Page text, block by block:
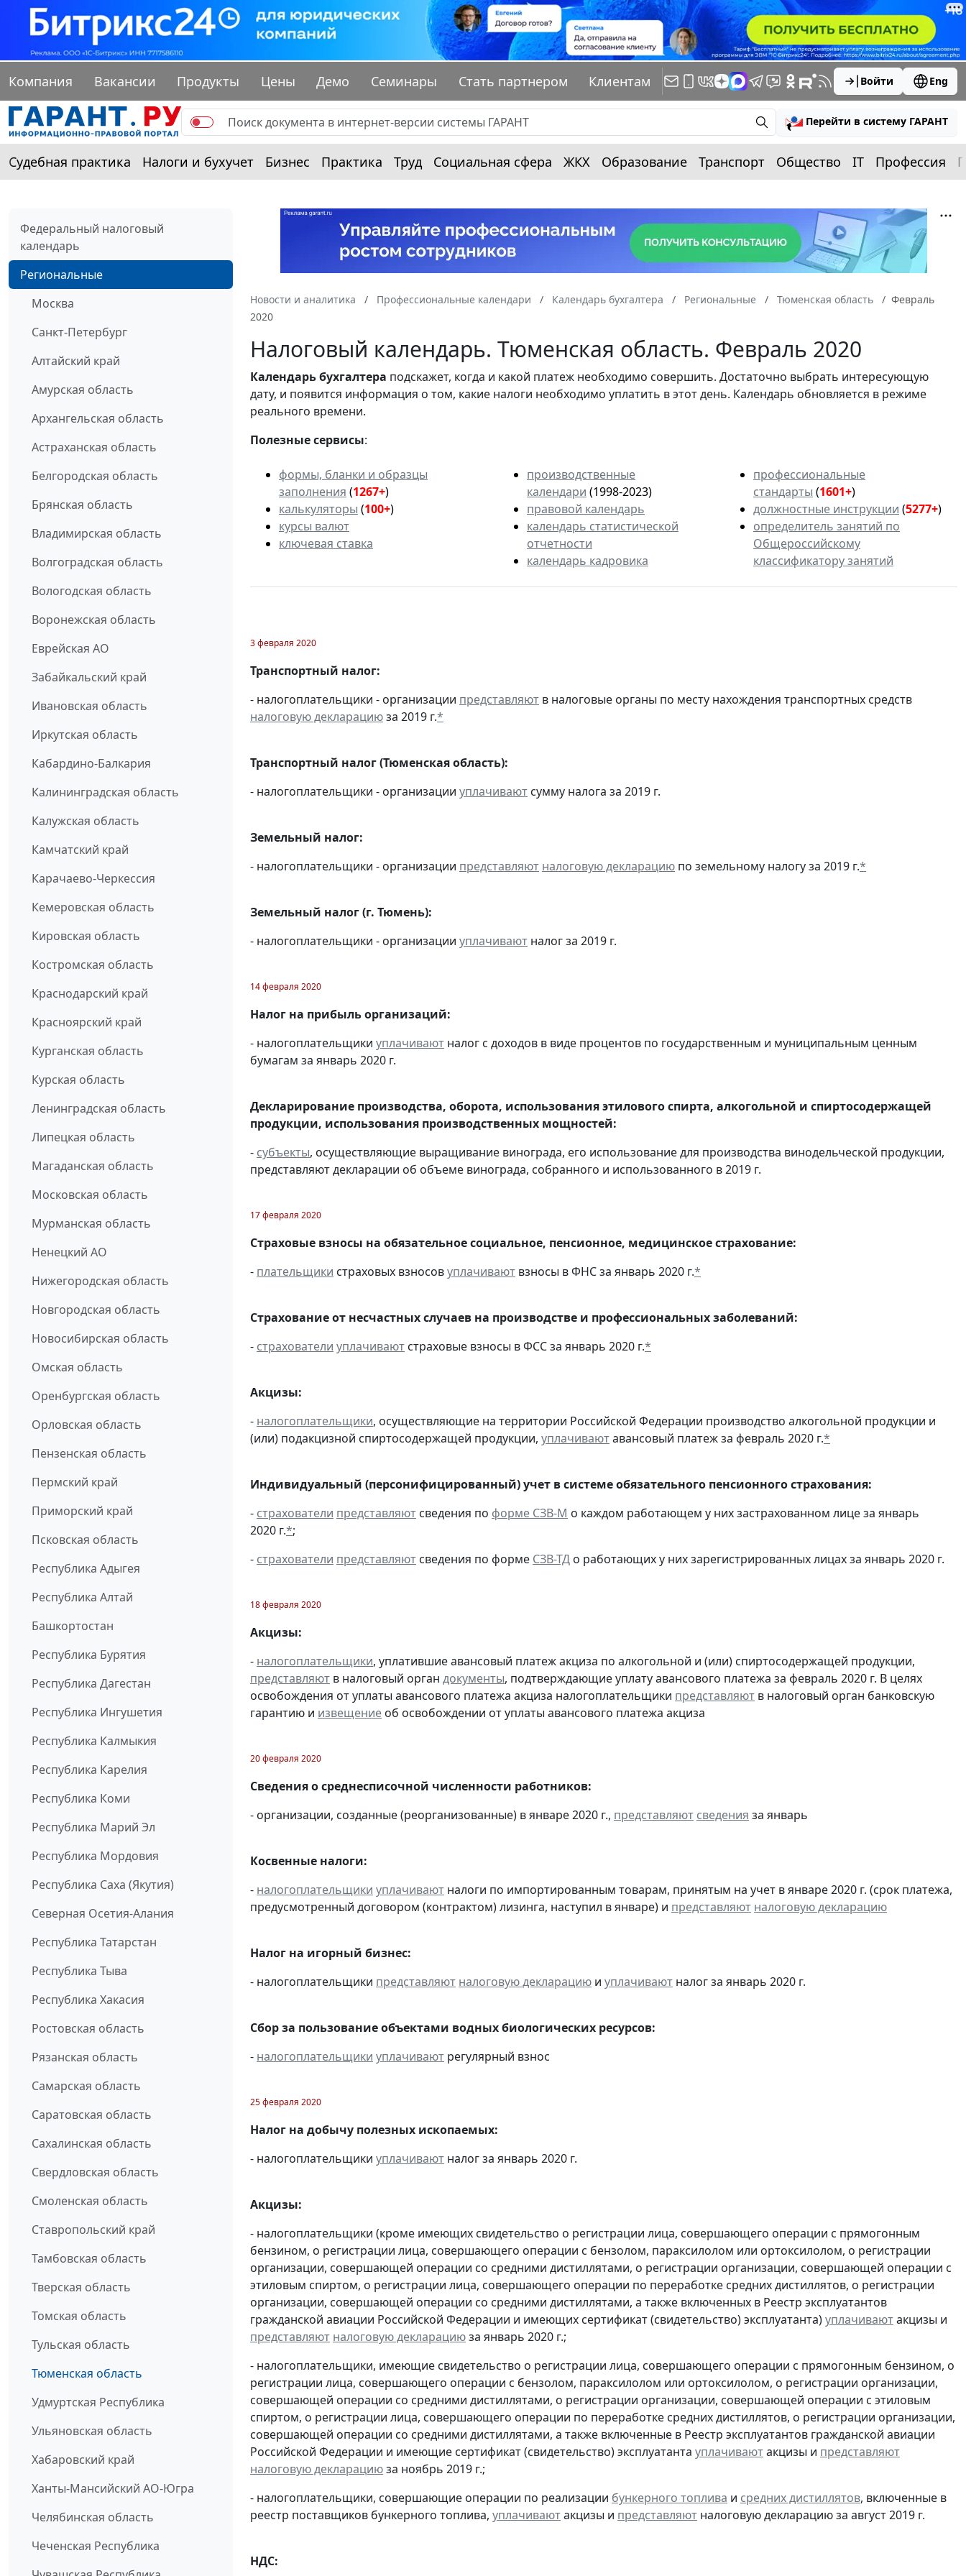
Компания Вакансии Продукты Цены Демо Семинары Стать партнером Клиентам Войти Eng
Перейти в систему ГАРАНТ
Судебная практика Налоги и бухучет Бизнес Практика Труд Социальная сфера ЖКХ Образование Транспорт Общество IT Профессия
Федеральный налоговый
календарь
Региональные
Москва
Санкт-Петербург
Алтайский край
Амурская область
Архангельская область
Астраханская область
Белгородская область
Брянская область
Владимирская область
Волгоградская область
Вологодская область
Воронежская область
Еврейская АО
Забайкальский край
Ивановская область
Иркутская область
Кабардино-Балкария
Калининградская область
Калужская область
Камчатский край
Карачаево-Черкессия
Кемеровская область
Кировская область
Костромская область
Краснодарский край
Красноярский край
Курганская область
Курская область
Ленинградская область
Липецкая область
Магаданская область
Московская область
Мурманская область
Ненецкий АО
Нижегородская область
Новгородская область
Новосибирская область
Омская область
Оренбургская область
Орловская область
Пензенская область
Пермский край
Приморский край
Псковская область
Республика Адыгея
Республика Алтай
Башкортостан
Республика Бурятия
Республика Дагестан
Республика Ингушетия
Республика Калмыкия
Республика Карелия
Республика Коми
Республика Марий Эл
Республика Мордовия
Республика Саха (Якутия)
Северная Осетия-Алания
Республика Татарстан
Республика Тыва
Республика Хакасия
Ростовская область
Рязанская область
Самарская область
Саратовская область
Сахалинская область
Свердловская область
Смоленская область
Ставропольский край
Тамбовская область
Тверская область
Томская область
Тульская область
Тюменская область
Удмуртская Республика
Ульяновская область
Хабаровский край
Ханты-Мансийский АО-Югра
Челябинская область
Чеченская Республика
Новости и аналитика Профессиональные календари Календарь бухгалтера Региональные Тюменская область
Февраль
2020
Налоговый календарь. Тюменская область. Февраль 2020
Календарьбухгалтера подскажет, когда и какой платеж необходимо совершить. Достаточно выбрать интересующую
дату, и появится информация о том, какие налоги необходимо уплатить в этот день. Календарь обновляется в режиме
реального времени.
Полезные сервисы:
формы, бланки и образцы
заполнения (1267+)
калькуляторы (100+)
курсы валют
ключевая ставка
производственные
календари (1998-2023)
правовой календарь
календарь статистической
отчетности
календарь кадровика
профессиональные
стандарты (1601+)
должностные инструкции (5277+)
определитель занятий по
Общероссийскому
классификатору занятий
3 февраля 2020
Транспортный налог:
- налогоплательщики - организации представляют в налоговые органы по месту нахождения транспортных средств
налоговую декларациюза 2019 г.*
Транспортный налог (Тюменская область):
- налогоплательщики - организации уплачивают сумму налога за 2019 г.
Земельный налог:
- налогоплательщики - организации представляют налоговую декларацию по земельному налогу за 2019 г.*
Земельный налог (г. Тюмень):
- налогоплательщики - организации уплачивают налог за 2019 г.
14 февраля 2020
Налог на прибыль организаций:
- налогоплательщики уплачивают налог с доходов в виде процентов по государственным и муниципальным ценным
бумагам за январь 2020 г.
Декларирование производства, оборота, использования этилового спирта, алкогольной и спиртосодержащей
продукции, использования производственных мощностей:
- субъекты, осуществляющие выращивание винограда, его использование для производства винодельческой продукции,
представляют декларации об объеме винограда, собранного и использованного в 2019 г.
17 февраля 2020
Страховые взносы на обязательное социальное, пенсионное, медицинское страхование:
- плательщики страховых взносовуплачивают взносы в ФНС за январь 2020 г.*
Страхование от несчастных случаев на производстве и профессиональных заболеваний:
- страхователи уплачивают страховые взносы в ФСС за январь 2020 г.*
Акцизы:
- налогоплательщики, осуществляющие на территории Российской Федерации производство алкогольной продукции и
(или) подакцизной спиртосодержащей продукции, уплачиваютавансовый платеж за февраль 2020 г.*
Индивидуальный (персонифицированный) учет в системе обязательного пенсионного страхования:
- страхователи представляют сведения по форме СЗВ-М о каждом работающем у них застрахованном лице за январь
2020 г.*;
- страхователи представляют сведения по форме СЗВ-ТД о работающих у них зарегистрированных лицах за январь 2020 г.
18 февраля 2020
Акцизы:
- налогоплательщики, уплатившие авансовый платеж акциза по алкогольной и (или) спиртосодержащей продукции,
представляют в налоговый орган документы, подтверждающие уплату авансового платежа за февраль 2020 г. В целях
освобождения от уплаты авансового платежа акциза налогоплательщики представляют в налоговый орган банковскую
гарантию и извещение об освобождении от уплаты авансового платежа акциза
20 февраля 2020
Сведения о среднесписочной численности работников:
- организации, созданные (реорганизованные) в январе 2020 г., представляют сведения за январь
Косвенные налоги:
- налогоплательщики уплачивают налоги по импортированным товарам, принятым на учет в январе 2020 г. (срок платежа,
предусмотренный договором (контрактом) лизинга, наступил в январе) и представляют налоговую декларацию
Налог на игорный бизнес:
- налогоплательщики представляют налоговую декларацию и уплачивают налог за январь 2020 г.
Сбор за пользование объектами водных биологических ресурсов:
- налогоплательщики уплачивают регулярный взнос
25 февраля 2020
Налог на добычу полезных ископаемых:
- налогоплательщики уплачивают налог за январь 2020 г.
Акцизы:
- налогоплательщики (кроме имеющих свидетельство о регистрации лица, совершающего операции с прямогонным
бензином, о регистрации лица, совершающего операции с бензолом, параксилолом или ортоксилолом, о регистрации
организации, совершающей операции со средними дистиллятами, о регистрации организации, совершающей операции с
этиловым спиртом, о регистрации лица, совершающего операции по переработке средних дистиллятов, о регистрации
организации, совершающей операции со средними дистиллятами, а также включенных в Реестр эксплуатантов
гражданской авиации Российской Федерации и имеющих сертификат (свидетельство) эксплуатанта)уплачиваютакцизы и
представляют налоговую декларациюза январь 2020 г.;
- налогоплательщики, имеющие свидетельство о регистрации лица, совершающего операции с прямогонным бензином, о
регистрации лица, совершающего операции с бензолом, параксилолом или ортоксилолом, о регистрации организации,
совершающей операции со средними дистиллятами, о регистрации организации, совершающей операции с этиловым
спиртом, о регистрации лица, совершающего операции по переработке средних дистиллятов, о регистрации организации,
совершающей операции со средними дистиллятами, а также включенные в Реестр эксплуатантов гражданской авиации
Российской Федерации и имеющие сертификат (свидетельство) эксплуатанта уплачиваютакцизы и представляют
налоговую декларациюза ноябрь 2019 г.;
- налогоплательщики, совершающие операции по реализации бункерного топлива и средних дистиллятов, включенные в
реестр поставщиков бункерного топлива, уплачиваютакцизы и представляют налоговую декларацию за август 2019 г.
НДС: